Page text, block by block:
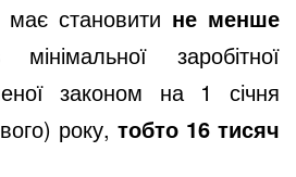
становити не менше
мінімальної заробітної
законом на 1 січня
року, тобто 16 тисяч